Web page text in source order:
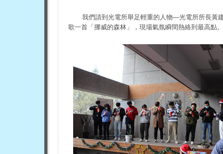
我們請到光電所舉足輕重的人物—光電所所長黃
歌一首「挪威的森林」，現場氣氛瞬間熱絡到最高點。